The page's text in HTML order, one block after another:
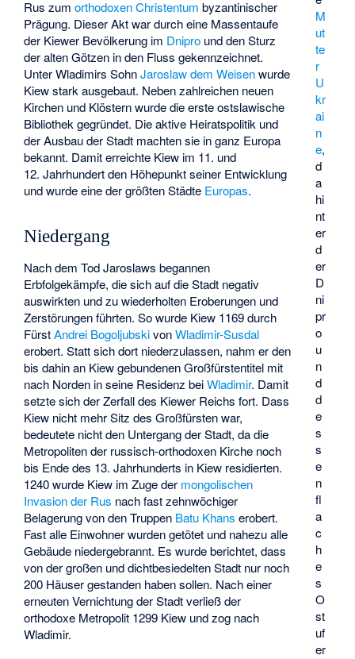
M
ut
te
r
U
kr
ai
n
e,
d
a
hi
nt
er
d
er
D
ni
pr
o
u
n
d
d
e
s
s
e
n
fl
a
c
h
e
s
O
st
uf
er
Rus zumorthodoxen Christentum byzantinischer
Prägung. Dieser Akt war durch eine Massentaufe
der Kiewer Bevölkerung im Dnipro und den Sturz
der alten Götzen in den Fluss gekennzeichnet.
Unter Wladimirs SohnJaroslaw dem Weisenwurde
Kiew stark ausgebaut. Neben zahlreichen neuen
Kirchen und Klöstern wurde die erste ostslawische
Bibliothek gegründet. Die aktive Heiratspolitik und
der Ausbau der Stadt machten sie in ganz Europa
bekannt. Damit erreichte Kiew im 11. und
12. Jahrhundert den Höhepunkt seiner Entwicklung
und wurde eine der größten Städte Europas.
Niedergang
Nach dem Tod Jaroslaws begannen
Erbfolgekämpfe, die sich auf die Stadt negativ
auswirkten und zu wiederholten Eroberungen und
Zerstörungen führten. So wurde Kiew 1169 durch
FürstAndrei BogoljubskivonWladimir-Susdal
erobert. Statt sich dort niederzulassen, nahm er den
bis dahin an Kiew gebundenen Großfürstentitel mit
nach Norden in seine Residenz beiWladimir. Damit
setzte sich der Zerfall des Kiewer Reichs fort. Dass
Kiew nicht mehr Sitz des Großfürsten war,
bedeutete nicht den Untergang der Stadt, da die
Metropoliten der russisch-orthodoxen Kirche noch
bis Ende des 13. Jahrhunderts in Kiew residierten.
1240 wurde Kiew im Zuge der mongolischen
Invasion der Rus nach fast zehnwöchiger
Belagerung von den Truppen Batu Khans erobert.
Fast alle Einwohner wurden getötet und nahezu alle
Gebäude niedergebrannt. Es wurde berichtet, dass
von der großen und dichtbesiedelten Stadt nur noch
200 Häuser gestanden haben sollen. Nach einer
erneuten Vernichtung der Stadt verließ der
orthodoxe Metropolit 1299 Kiew und zog nach
Wladimir.